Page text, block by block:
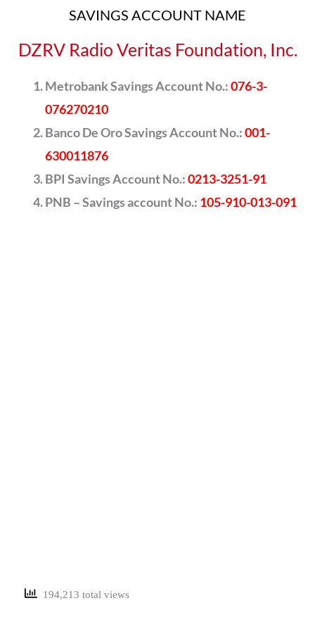
SAVINGS ACCOUNT NAME
DZRV Radio Veritas Foundation, Inc.
Metrobank Savings Account No.:076-3-
076270210
Banco De Oro Savings Account No.:001-
630011876
BPI Savings Account No.:0213-3251-91
PNB – Savings account No.: 105-910-013-091
194,213 total views